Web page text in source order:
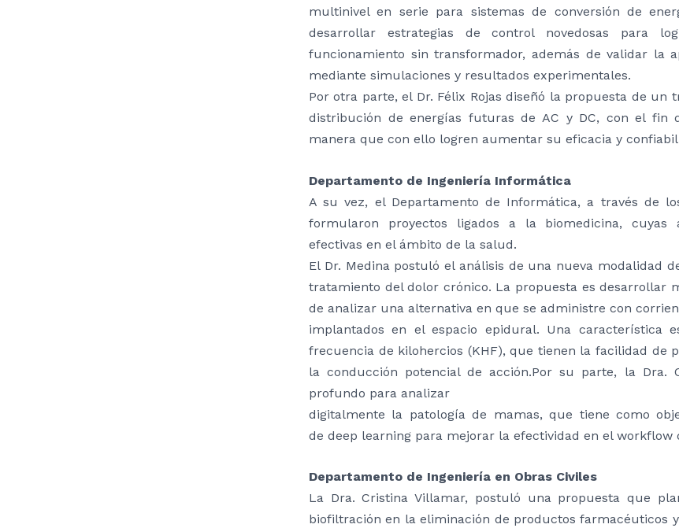
multinivel en serie para sistemas de conversión de
desarrollar estrategias de control novedosas para
funcionamiento sin transformador, además de validar la
mediante simulaciones y resultados experimentales.
Por otra parte, el Dr. Félix Rojas diseñó la propuesta de
distribución de energías futuras de AC y DC, con el fin
manera que con ello logren aumentar su eficacia y
Departamento de Ingeniería Informática
A su vez, el Departamento de Informática, a través de
formularon proyectos ligados a la biomedicina, cuyas
efectivas en el ámbito de la salud.
El Dr. Medina postuló el análisis de una nueva modalidad
tratamiento del dolor crónico. La propuesta es desarrollar
de analizar una alternativa en que se administre con
implantados en el espacio epidural. Una característica
frecuencia de kilohercios (KHF), que tienen la facilidad de
la conducción potencial de acción.Por su parte, la Dra.
profundo para analizar
digitalmente la patología de mamas, que tiene como
de deep learning para mejorar la efectividad en el workflow
Departamento de Ingeniería en Obras Civiles
La Dra. Cristina Villamar, postuló una propuesta que
biofiltración en la eliminación de productos farmacéuticos